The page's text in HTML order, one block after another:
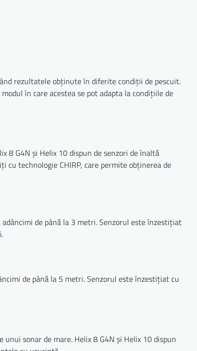
rezultatele obținute în diferite condiții de pescuit.
în care acestea se pot adapta la condițiile de
8 G4N și Helix 10 dispun de senzori de înaltă
technologie CHIRP, care permite obținerea de
de până la 3 metri. Senzorul este înzestițiat
de până la 5 metri. Senzorul este înzestițiat cu
sonar de mare. Helix 8 G4N și Helix 10 dispun